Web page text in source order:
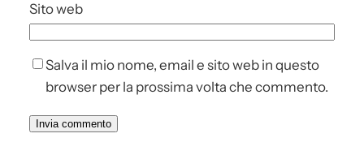
Sito web
Salva il mio nome, email e sito web in questo
browser per la prossima volta che commento.